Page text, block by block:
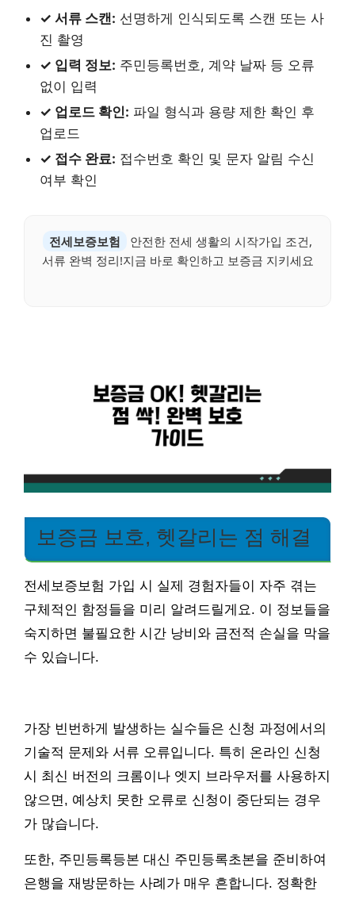
✓ 서류 스캔: 선명하게 인식되도록 스캔 또는 사
진 촬영
✓ 입력 정보: 주민등록번호, 계약 날짜 등 오류
없이 입력
✓ 업로드 확인: 파일 형식과 용량 제한 확인 후
업로드
✓ 접수 완료: 접수번호 확인 및 문자 알림 수신
여부 확인
전세보증보험
안전한 전세 생활의 시작가입 조건,
서류 완벽 정리!지금 바로 확인하고 보증금 지키세요
보증금 보호, 헷갈리는 점 해결
전세보증보험 가입 시 실제 경험자들이 자주 겪는
구체적인 함정들을 미리 알려드릴게요. 이 정보들을
숙지하면 불필요한 시간 낭비와 금전적 손실을 막을
수 있습니다.
가장 빈번하게 발생하는 실수들은 신청 과정에서의
기술적 문제와 서류 오류입니다. 특히 온라인 신청
시 최신 버전의 크롬이나 엣지 브라우저를 사용하지
않으면, 예상치 못한 오류로 신청이 중단되는 경우
가 많습니다.
또한, 주민등록등본 대신 주민등록초본을 준비하여
은행을 재방문하는 사례가 매우 흔합니다. 정확한